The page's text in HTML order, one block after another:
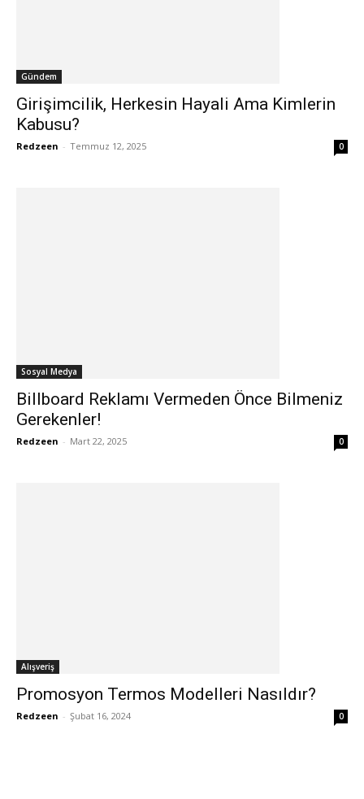
Gündem
Girişimcilik, Herkesin Hayali Ama Kimlerin
Kabusu?
Redzeen - Temmuz 12, 2025 0
Sosyal Medya
Billboard Reklamı Vermeden Önce Bilmeniz
Gerekenler!
Redzeen - Mart 22, 2025 0
Alışveriş
Promosyon Termos Modelleri Nasıldır?
Redzeen - Şubat 16, 2024 0